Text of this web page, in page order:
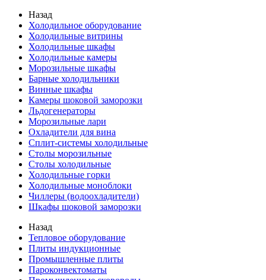
Назад
Холодильное оборудование
Холодильные витрины
Холодильные шкафы
Холодильные камеры
Морозильные шкафы
Барные холодильники
Винные шкафы
Камеры шоковой заморозки
Льдогенераторы
Морозильные лари
Охладители для вина
Сплит-системы холодильные
Столы морозильные
Столы холодильные
Холодильные горки
Холодильные моноблоки
Чиллеры (водоохладители)
Шкафы шоковой заморозки
Назад
Тепловое оборудование
Плиты индукционные
Промышленные плиты
Пароконвектоматы